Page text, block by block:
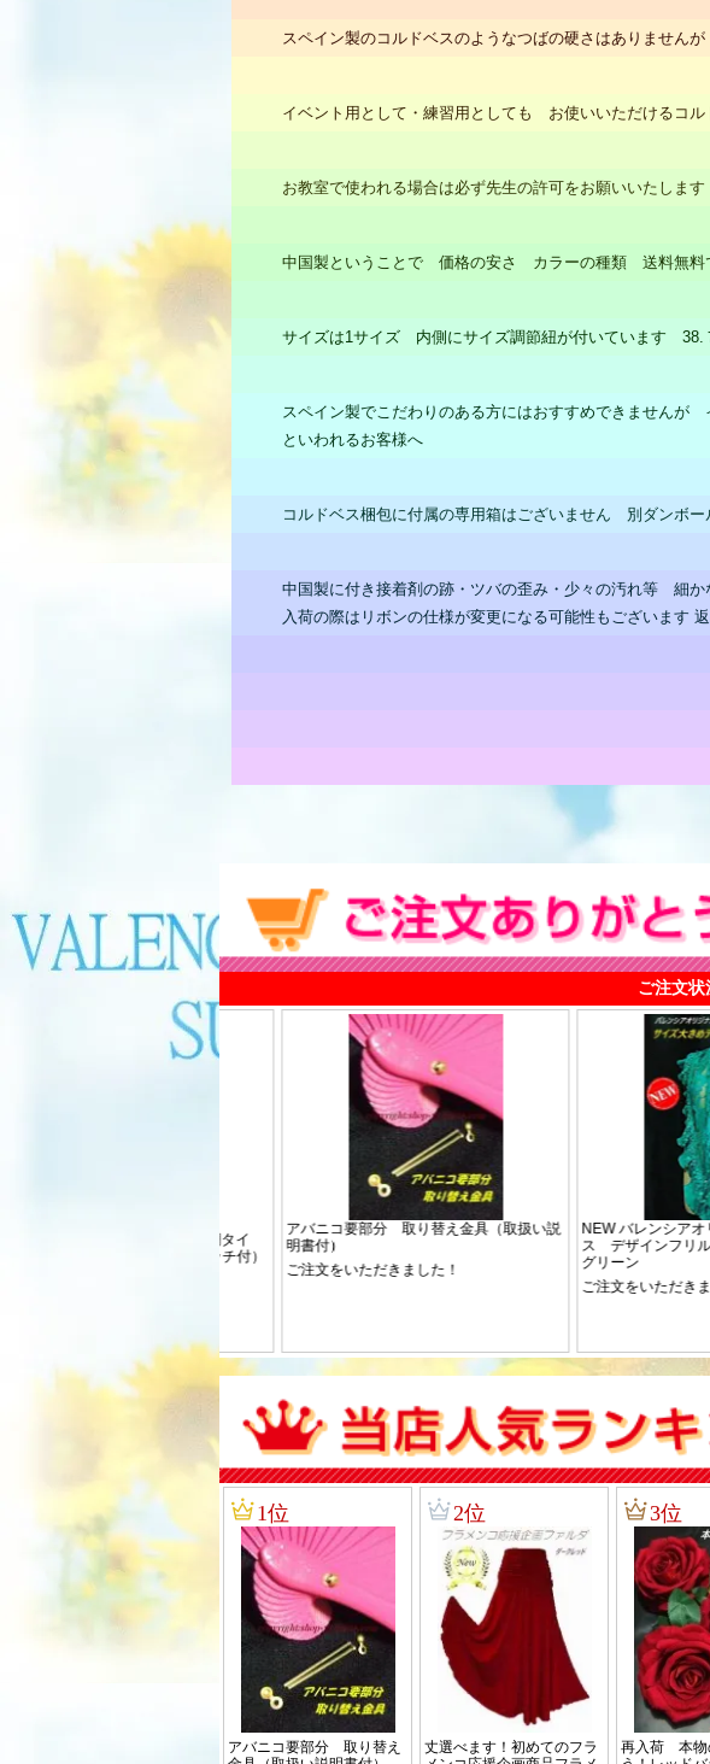
スペイン製のコルドベスのようなつばの硬さはありませんが
イベント用として・練習用としても お使いいただけるコル
お教室で使われる場合は必ず先生の許可をお願いいたします
中国製ということで 価格の安さ カラーの種類 送料無
サイズは1サイズ 内側にサイズ調節紐が付いています 38.
スペイン製でこだわりのある方にはおすすめできません
といわれるお客様へ
コルドベス梱包に付属の専用箱はございません 別ダンボ
中国製に付き接着剤の跡・ツバの歪み・少々の汚れ等 細
入荷の際はリボンの仕様が変更になる可能性もございます